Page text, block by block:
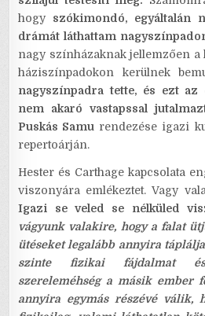
hogy szókimondó, egyáltalán
drámát láthattam
nagy színházaknak jellemzően a
háziszínpadokon kerülnek
nagyszínpadra tette, és ezt
nem akaró vastapssal
Puskás Samu rendezése igazi
repertoárján.
Hester és Carthage kapcsolata
viszonyára emlékeztet. Vagy
Igazi se veled se nélküled
vágyunk valakire, hogy a falat
ütéseket legalább annyira
szinte fizikai fájdalmat és
szereleméhség a másik ember
annyira egymás részévé válik,